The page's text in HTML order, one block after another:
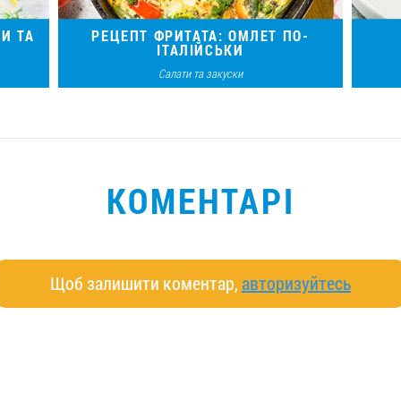
ТА РЕЦЕПТ ФРИТАТА: ОМЛЕТ ПО-
ІТАЛІЙСЬКИ
Салати та закуски
КОМЕНТАРІ
Щоб залишити коментар, авторизуйтесь